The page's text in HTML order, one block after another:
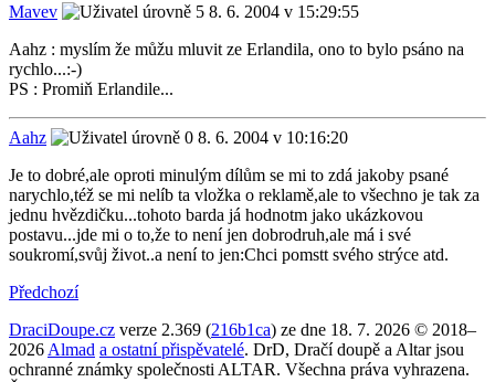
Mavev
8. 6. 2004 v 15:29:55
Aahz : myslím že můžu mluvit ze Erlandila, ono to bylo psáno na
rychlo...:-)
PS : Promiň Erlandile...
Aahz
8. 6. 2004 v 10:16:20
Je to dobré,ale oproti minulým dílům se mi to zdá jakoby psané
narychlo,též se mi nelíb ta vložka o reklamě,ale to všechno je tak za
jednu hvězdičku...tohoto barda já hodnotm jako ukázkovou
postavu...jde mi o to,že to není jen dobrodruh,ale má i své
soukromí,svůj život..a není to jen:Chci pomstt svého strýce atd.
Předchozí
DraciDoupe.cz verze 2.369 (216b1ca) ze dne 18. 7. 2026 © 2018–
2026 Almad a ostatní přispěvatelé. DrD, Dračí doupě a Altar jsou
ochranné známky společnosti ALTAR. Všechna práva vyhrazena.